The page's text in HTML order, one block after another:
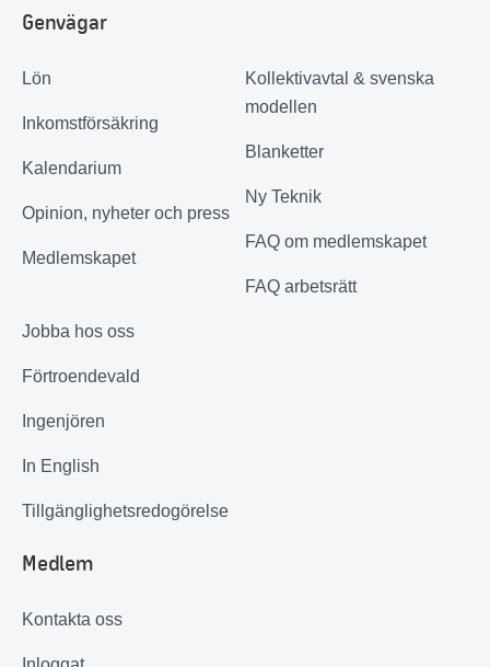
Genvägar
Lön
Inkomstförsäkring
Kalendarium
Opinion, nyheter och press
Medlemskapet
Kollektivavtal & svenska
modellen
Blanketter
Ny Teknik
FAQ om medlemskapet
FAQ arbetsrätt
Jobba hos oss
Förtroendevald
Ingenjören
In English
Tillgänglighetsredogörelse
Medlem
Kontakta oss